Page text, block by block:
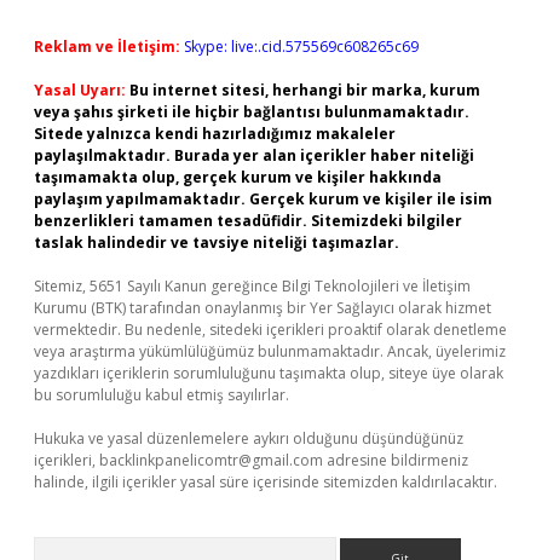
Reklam ve İletişim: Skype: live:.cid.575569c608265c69
Yasal Uyarı: Bu internet sitesi, herhangi bir marka, kurum
veya şahıs şirketi ile hiçbir bağlantısı bulunmamaktadır.
Sitede yalnızca kendi hazırladığımız makaleler
paylaşılmaktadır. Burada yer alan içerikler haber niteliği
taşımamakta olup, gerçek kurum ve kişiler hakkında
paylaşım yapılmamaktadır. Gerçek kurum ve kişiler ile isim
benzerlikleri tamamen tesadüfidir. Sitemizdeki bilgiler
taslak halindedir ve tavsiye niteliği taşımazlar.
Sitemiz, 5651 Sayılı Kanun gereğince Bilgi Teknolojileri ve İletişim
Kurumu (BTK) tarafından onaylanmış bir Yer Sağlayıcı olarak hizmet
vermektedir. Bu nedenle, sitedeki içerikleri proaktif olarak denetleme
veya araştırma yükümlülüğümüz bulunmamaktadır. Ancak, üyelerimiz
yazdıkları içeriklerin sorumluluğunu taşımakta olup, siteye üye olarak
bu sorumluluğu kabul etmiş sayılırlar.
Hukuka ve yasal düzenlemelere aykırı olduğunu düşündüğünüz
içerikleri, backlinkpanelicomtr@gmail.com adresine bildirmeniz
halinde, ilgili içerikler yasal süre içerisinde sitemizden kaldırılacaktır.